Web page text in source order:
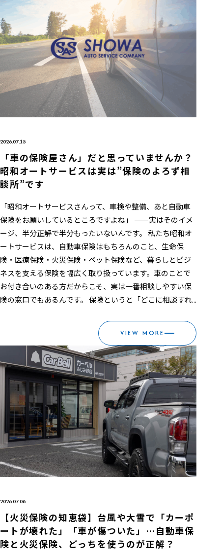
2026.07.15
「車の保険屋さん」だと思っていませんか？
昭和オートサービスは実は”保険のよろず相
談所”です
「昭和オートサービスさんって、車検や整備、あと自動車
保険をお願いしているところですよね」 ——実はそのイメ
ージ、半分正解で半分もったいないんです。 私たち昭和オ
ートサービスは、自動車保険はもちろんのこと、生命保
険・医療保険・火災保険・ペット保険など、暮らしとビジ
ネスを支える保険を幅広く取り扱っています。車のことで
お付き合いのある方だからこそ、実は一番相談しやすい保
険の窓口でもあるんです。 保険というと「どこに相談すれ...
VIEW MORE
2026.07.08
【火災保険の知恵袋】台風や大雪で「カーポ
ートが壊れた」「車が傷ついた」…自動車保
険と火災保険、どっちを使うのが正解？